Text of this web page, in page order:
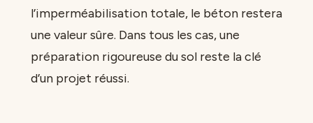
l’imperméabilisation totale, le béton restera
une valeur sûre. Dans tous les cas, une
préparation rigoureuse du sol reste la clé
d’un projet réussi.